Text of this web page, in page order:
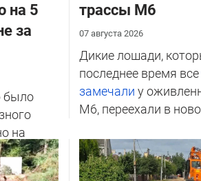
на 5
за
было
на
трассы М6
07 августа 2026
Дикие лошади,
последнее время все
замечали у
М6, переехали в